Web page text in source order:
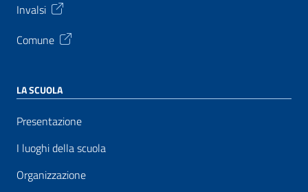
Invalsi
Comune
LA SCUOLA
Presentazione
I luoghi della scuola
Organizzazione